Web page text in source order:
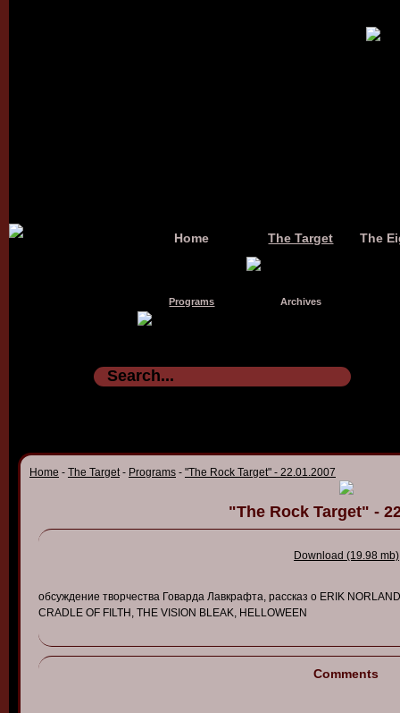
Home The Target The
Programs Archives
Home - The Target- Programs - "The Rock Target" - 22.01.2007
"The Rock Target" -
Download (19.98 mb)
обсуждение творчества Говарда Лавкрафта, рассказ о ERIK
CRADLE OF FILTH, THE VISION BLEAK, HELLOWEEN
Comments